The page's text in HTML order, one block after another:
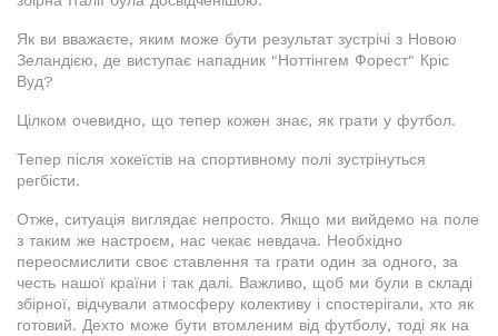
Як ви вважаєте, яким може бути результат зустрічі з Новою
Зеландією, де виступає нападник "Ноттінгем Форест" Кріс
Вуд?
Цілком очевидно, що тепер кожен знає, як грати у футбол.
Тепер після хокеїстів на спортивному полі зустрінуться
регбісти.
Отже, ситуація виглядає непросто. Якщо ми вийдемо на поле
з таким же настроєм, нас чекає невдача. Необхідно
переосмислити своє ставлення та грати один за одного, за
честь нашої країни і так далі. Важливо, щоб ми були в складі
збірної, відчували атмосферу колективу і спостерігали, хто як
готовий. Дехто може бути втомленим від футболу, тоді як на